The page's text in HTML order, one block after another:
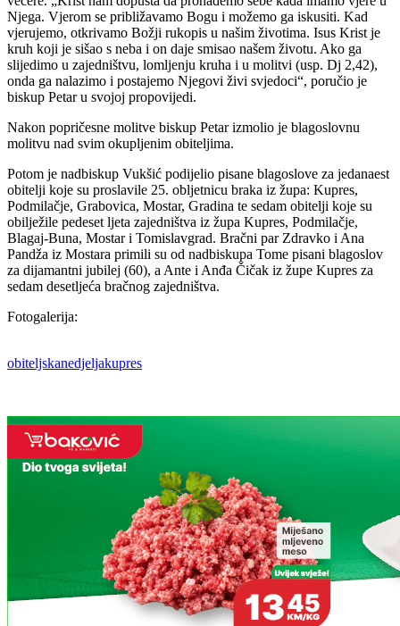
Njega. Vjerom se približavamo Bogu i možemo ga iskusiti. Kad
vjerujemo, otkrivamo Božji rukopis u našim životima. Isus Krist je
kruh koji je sišao s neba i on daje smisao našem životu. Ako ga
slijedimo u zajedništvu, lomljenju kruha i u molitvi (usp. Dj 2,42),
onda ga nalazimo i postajemo Njegovi živi svjedoci“, poručio je
biskup Petar u svojoj propovijedi.
Nakon popričesne molitve biskup Petar izmolio je blagoslovnu
molitvu nad svim okupljenim obiteljima.
Potom je nadbiskup Vukšić podijelio pisane blagoslove za jedanaest
obitelji koje su proslavile 25. obljetnicu braka iz župa: Kupres,
Podmilačje, Grabovica, Mostar, Gradina te sedam obitelji koje su
obilježile pedeset ljeta zajedništva iz župa Kupres, Podmilačje,
Blagaj-Buna, Mostar i Tomislavgrad. Bračni par Zdravko i Ana
Pandža iz Mostara primili su od nadbiskupa Tome pisani blagoslov
za dijamantni jubilej (60), a Ante i Anđa Čičak iz župe Kupres za
sedam desetljeća bračnog zajedništva.
Fotogalerija:
obiteljskanedjeljakupres